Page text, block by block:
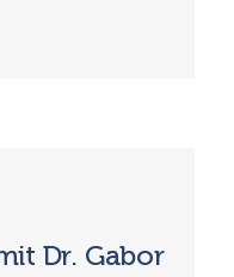
Dr. Gabor